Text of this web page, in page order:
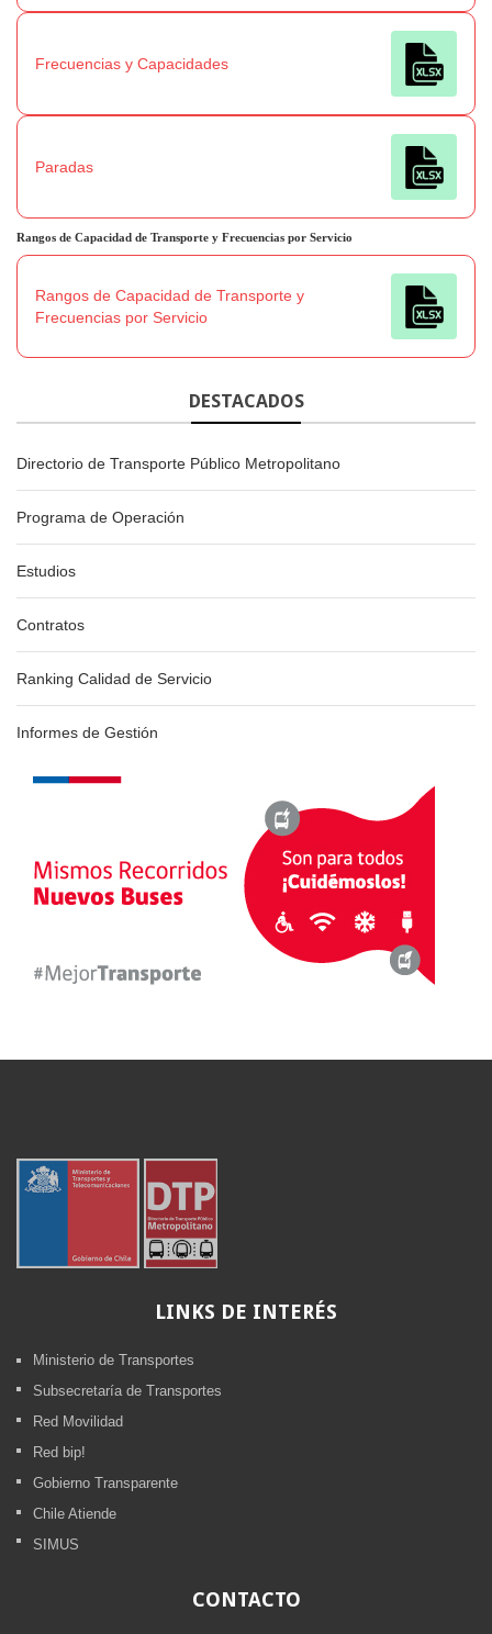
Frecuencias y Capacidades
Paradas
Rangos de Capacidad de Transporte y Frecuencias por Servicio
Rangos de Capacidad de Transporte y
Frecuencias por Servicio
DESTACADOS
Directorio de Transporte Público Metropolitano
Programa de Operación
Estudios
Contratos
Ranking Calidad de Servicio
Informes de Gestión
LINKS DE INTERÉS
Ministerio de Transportes
Subsecretaría de Transportes
Red Movilidad
Red bip!
Gobierno Transparente
Chile Atiende
SIMUS
CONTACTO